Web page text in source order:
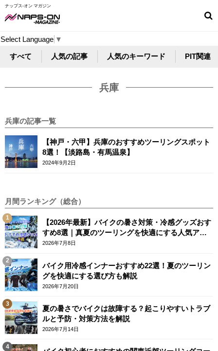
ナップス-オン マガジン
Select Language ▼
すべて 人気の記事 人気のキーワード PIT関連
兵庫
兵庫の記事一覧
【神戸・六甲】兵庫のおすすめツーリングスポット
8選！【淡路島・有馬温泉】
2024年9月2日
月間ランキング（総合）
【2026年最新】バイクの暑さ対策・冷感グッズおす
すめ8選｜真夏のツーリングを快適にする人気アイ
テム
2026年7月8日
バイク用冷感インナーおすすめ22選！夏のツーリン
グを快適にする選び方も解説
2026年7月20日
夏の暑さでバイクは故障する？起こりやすいトラブ
ルと予防・対策方法を解説
2026年7月14日